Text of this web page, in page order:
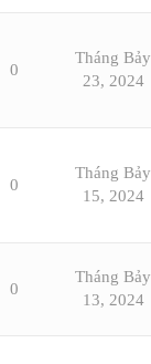
0
Tháng Bảy
23, 2024
0
Tháng Bảy
15, 2024
0
Tháng Bảy
13, 2024